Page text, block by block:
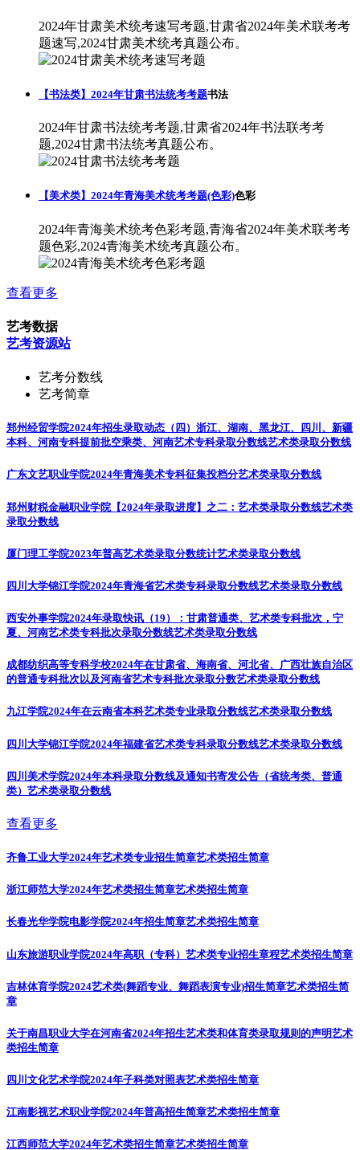
2024年甘肃美术统考速写考题,甘肃省2024年美术联考考
题速写,2024甘肃美术统考真题公布。
【书法类】2024年甘肃书法统考考题书法
2024年甘肃书法统考考题,甘肃省2024年书法联考考
题,2024甘肃书法统考真题公布。
【美术类】2024年青海美术统考考题(色彩)色彩
2024年青海美术统考色彩考题,青海省2024年美术联考考
题色彩,2024青海美术统考真题公布。
查看更多
艺考数据
艺考资源站
艺考分数线
艺考简章
郑州经贸学院2024年招生录取动态（四）浙江、湖南、黑龙江、四川、新疆
本科、河南专科提前批空乘类、河南艺术专科录取分数线艺术类录取分数线
广东文艺职业学院2024年青海美术专科征集投档分艺术类录取分数线
郑州财税金融职业学院【2024年录取进度】之二：艺术类录取分数线艺术类
录取分数线
厦门理工学院2023年普高艺术类录取分数统计艺术类录取分数线
四川大学锦江学院2024年青海省艺术类专科录取分数线艺术类录取分数线
西安外事学院2024年录取快讯（19）：甘肃普通类、艺术类专科批次，宁
夏、河南艺术类专科批次录取分数线艺术类录取分数线
成都纺织高等专科学校2024年在甘肃省、海南省、河北省、广西壮族自治区
的普通专科批次以及河南省艺术专科批次录取分数艺术类录取分数线
九江学院2024年在云南省本科艺术类专业录取分数线艺术类录取分数线
四川大学锦江学院2024年福建省艺术类专科录取分数线艺术类录取分数线
四川美术学院2024年本科录取分数线及通知书寄发公告（省统考类、普通
类） 艺术类录取分数线
查看更多
齐鲁工业大学2024年艺术类专业招生简章艺术类招生简章
浙江师范大学2024年艺术类招生简章艺术类招生简章
长春光华学院电影学院2024年招生简章艺术类招生简章
山东旅游职业学院2024年高职（专科）艺术类专业招生章程艺术类招生简章
吉林体育学院2024艺术类(舞蹈专业、舞蹈表演专业)招生简章艺术类招生简
章
关于南昌职业大学在河南省2024年招生艺术类和体育类录取规则的声明艺术
类招生简章
四川文化艺术学院2024年子科类对照表艺术类招生简章
江南影视艺术职业学院2024年普高招生简章艺术类招生简章
江西师范大学2024年艺术类招生简章艺术类招生简章